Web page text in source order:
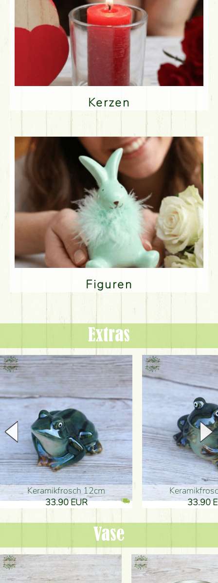
Kerzen
Figuren
Extras
Keramikfrosch 12cm
33.90 EUR
33.90
Vase